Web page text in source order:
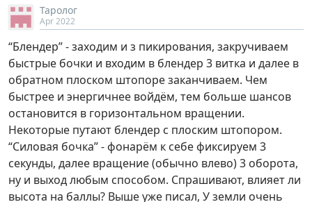
Таролог
Apr 2022
“Блендер” - заходим и з пикирования, закручиваем
быстрые бочки и входим в блендер 3 витка и далее в
обратном плоском штопоре заканчиваем. Чем
быстрее и энергичнее войдём, тем больше шансов
остановится в горизонтальном вращении.
Некоторые путают блендер с плоским штопором.
“Силовая бочка” - фонарём к себе фиксируем 3
секунды, далее вращение (обычно влево) 3 оборота,
ну и выход любым способом. Спрашивают, влияет ли
высота на баллы? Выше уже писал, У земли очень